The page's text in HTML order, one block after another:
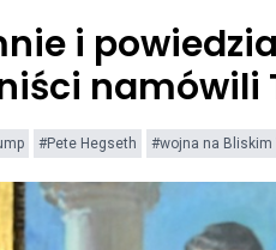
i
namówili
#Pete Hegseth #wojna na